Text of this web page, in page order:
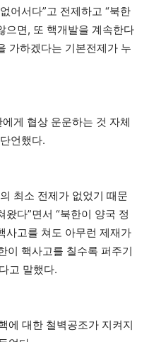
어서다”고 전제하고 “북한
으면, 또 핵개발을 계속한다
가하겠다는 기본전제가 누
게 협상 운운하는 것 자체
언했다.
최소 전제가 없었기 때문
다”면서 “북한이 양국 정
사고를 쳐도 아무런 제재가
이 핵사고를 칠수록 퍼주기
고 말했다.
에 대한 철벽공조가 지켜지